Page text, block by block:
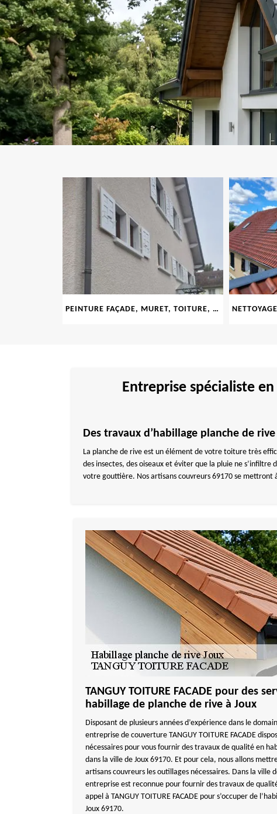
PEINTURE FAÇADE, MURET, TOITURE, BOISERIE, FERRONERIE, GOUTTIÈRE 69
Entreprise spécialiste
Des travaux d’habillage planche de
La planche de rive est un élément de votre toiture très
des insectes, des oiseaux et éviter que la pluie ne
votre gouttière. Nos artisans couvreurs 69170 se
TANGUY TOITURE FACADE pour des
habillage de planche de rive à Joux
Disposant de plusieurs années d’expérience dans le
entreprise de couverture TANGUY TOITURE FACADE
nécessaires pour vous fournir des travaux de qualité en
dans la ville de Joux 69170. Et pour cela, nous allons
artisans couvreurs les outillages nécessaires. Dans la ville
entreprise est reconnue pour fournir des travaux de
appel à TANGUY TOITURE FACADE pour s’occuper de
Joux 69170.